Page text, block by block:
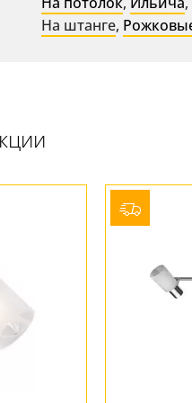
На штанге,